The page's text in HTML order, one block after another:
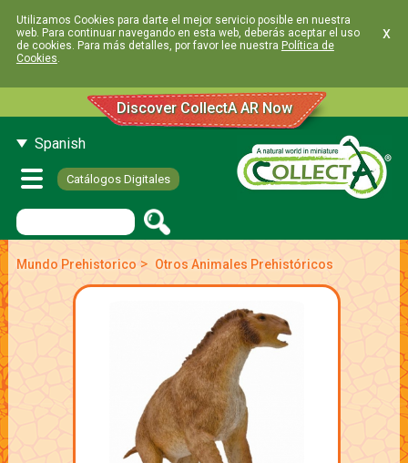
Utilizamos Cookies para darte el mejor servicio posible en nuestra
web. Para continuar navegando en esta web, deberás aceptar el uso
de cookies. Para más detalles, por favor lee nuestra Política de
Cookies.
x
Discover CollectA AR Now
Spanish
Catálogos Digitales
Mundo Prehistorico > Otros Animales Prehistóricos